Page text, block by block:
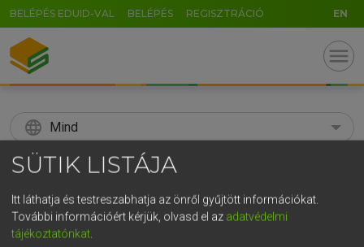
BELÉPÉS EDUID-VAL BELÉPÉS REGISZTRÁCIÓ EN
menu
language Mind
search
KERESÉS
SÜTIK LISTÁJA
Itt láthatja és testreszabhatja az önről gyűjtött információkat.
További információért kérjük, olvasd el az adatvédelmi
tájékoztatónkat
GR
5 6 7 8 9 ö ü ó